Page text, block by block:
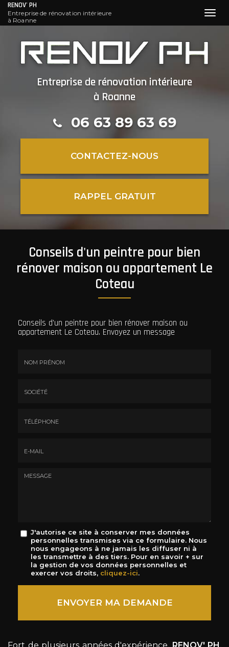
contenu
RENOV' PH
Entreprise de rénovation intérieure
à Roanne
Entreprise de rénovation intérieure
à Roanne
06 63 89 63 69
CONTACTEZ-NOUS
RAPPEL GRATUIT
Conseils d'un peintre pour bien
rénover maison ou appartement Le
Coteau
Conseils d'un peintre pour bien rénover maison ou
appartement Le Coteau. Envoyez un message
Message
J'autorise ce site à conserver mes données
personnelles transmises via ce formulaire. Nous
nous engageons à ne jamais les diffuser ni à
les transmettre à des tiers. Pour en savoir + sur
la gestion de vos données personnelles et
exercer vos droits, cliquez-ici.
Acceptation
ENVOYER MA DEMANDE